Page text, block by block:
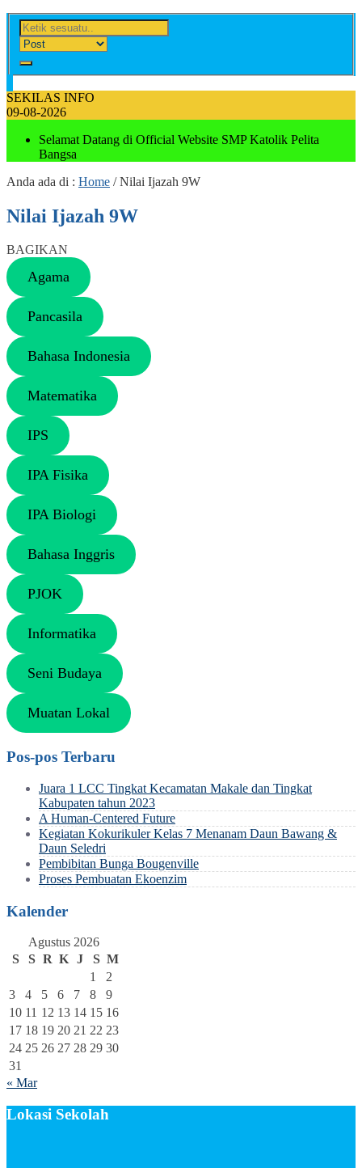
SEKILAS INFO
09-08-2026
Selamat Datang di Official Website SMP Katolik Pelita
Bangsa
Anda ada di : Home /Nilai Ijazah 9W
Nilai Ijazah 9W
BAGIKAN
Agama
Pancasila
Bahasa Indonesia
Matematika
IPS
IPA Fisika
IPA Biologi
Bahasa Inggris
PJOK
Informatika
Seni Budaya
Muatan Lokal
Pos-pos Terbaru
Juara 1 LCC Tingkat Kecamatan Makale dan Tingkat
Kabupaten tahun 2023
A Human-Centered Future
Kegiatan Kokurikuler Kelas 7 Menanam Daun Bawang &
Daun Seledri
Pembibitan Bunga Bougenville
Proses Pembuatan Ekoenzim
Kalender
Agustus 2026
S
S R K J S M
1
2
3
4 5 6 7 8
9
10 11 12 13 14 15 16
17 18 19 20 21 22 23
24 25 26 27 28 29 30
31
« Mar
Lokasi Sekolah